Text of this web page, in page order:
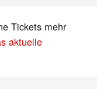
Tickets mehr
aktuelle